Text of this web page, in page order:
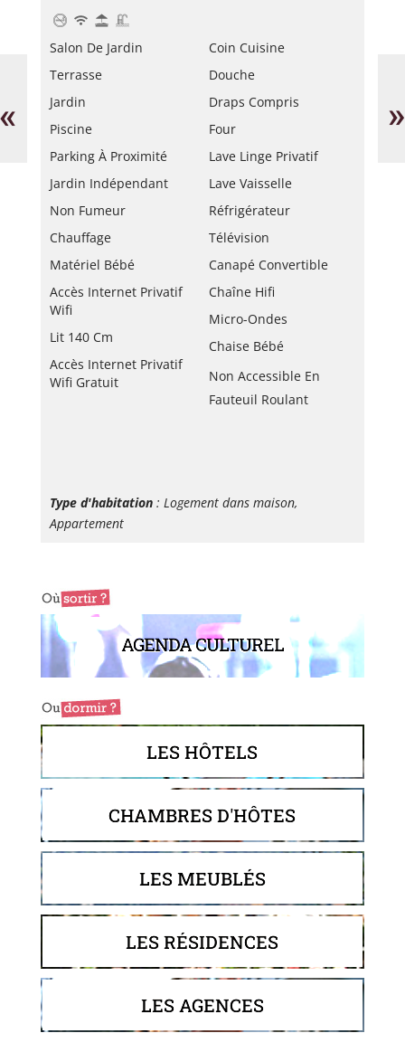
«
Maison
d'hôtes
Encourdoules »
Salon De Jardin
Terrasse
Jardin
Piscine
Parking À Proximité
Jardin Indépendant
Non Fumeur
Chauffage
Matériel Bébé
Accès Internet Privatif
Wifi
Lit 140 Cm
Accès Internet Privatif
Wifi Gratuit
Coin Cuisine
Douche
Draps Compris
Four
Lave Linge Privatif
Lave Vaisselle
Réfrigérateur
Télévision
Canapé Convertible
Chaîne Hifi
Micro-Ondes
Chaise Bébé
Non Accessible En
Fauteuil Roulant
Type d'habitation : Logement dans maison,
Appartement
AGENDA CULTUREL
LES HÔTELS
CHAMBRES D'HÔTES
LES MEUBLÉS
LES RÉSIDENCES
LES AGENCES